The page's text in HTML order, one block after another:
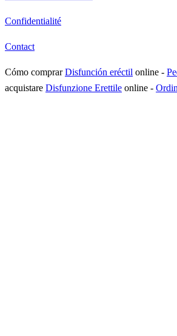
Confidentialité
Contact
Cómo comprarDisfunción eréctil online -
acquistare Disfunzione Erettile online -